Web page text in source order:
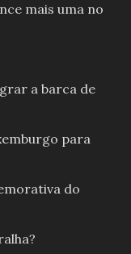
mais uma no
a barca de
para
do